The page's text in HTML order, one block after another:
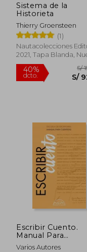
dcto.
Sistema de la
Historieta
Thierry Groensteen
(1)
Nautacolecciones
2021, Tapa Blanda,
Escribir Cuento.
Manual Para
Cuentistas
Varios Autores